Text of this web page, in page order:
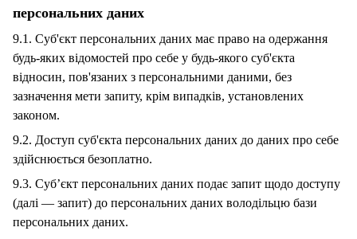
персональних даних
9.1. Суб'єкт персональних даних має право на одержання
будь-яких відомостей про себе у будь-якого суб'єкта
відносин, пов'язаних з персональними даними, без
зазначення мети запиту, крім випадків, установлених
законом.
9.2. Доступ суб'єкта персональних даних до даних про себе
здійснюється безоплатно.
9.3. Суб’єкт персональних даних подає запит щодо доступу
(далі — запит) до персональних даних володільцю бази
персональних даних.